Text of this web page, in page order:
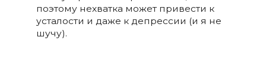
поэтому нехватка может привести к
усталости и даже к депрессии (и я не
шучу).